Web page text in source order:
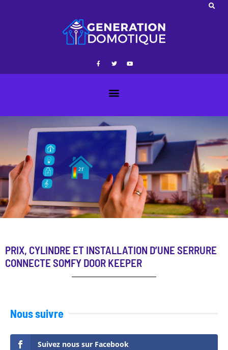
PRIX, CYLINDRE ET INSTALLATION D’UNE SERRURE
CONNECTE SOMFY DOOR KEEPER
Nous suivre
Suivez nous sur Facebook